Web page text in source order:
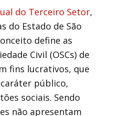
do Terceiro Setor,
do Estado de São
define as
Civil (OSCs) de
fins lucrativos, que
público,
sociais. Sendo
não apresentam